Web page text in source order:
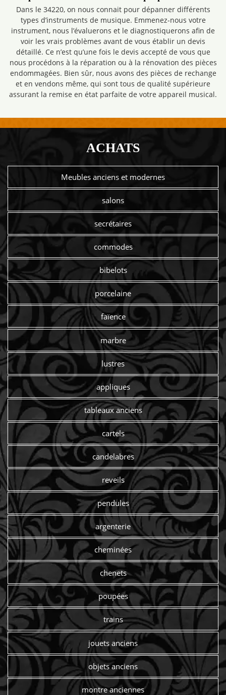
Dans le 34220, on nous connait pour dépanner différents
types d’instruments de musique. Emmenez-nous votre
instrument, nous l’évaluerons et le diagnostiquerons afin de
voir les vrais problèmes avant de vous établir un devis
détaillé. Ce n’est qu’une fois le devis accepté de vous que
nous procédons à la réparation ou à la rénovation des pièces
endommagées. Bien sûr, nous avons des pièces de rechange
et en vendons même, qui sont tous de qualité supérieure
assurant la remise en état parfaite de votre appareil musical.
ACHATS
Meubles anciens et modernes
salons
secrétaires
commodes
bibelots
porcelaine
faïence
marbre
lustres
appliques
tableaux anciens
cartels
candelabres
reveils
pendules
argenterie
cheminées
chenets
poupées
trains
jouets anciens
objets anciens
montre anciennes